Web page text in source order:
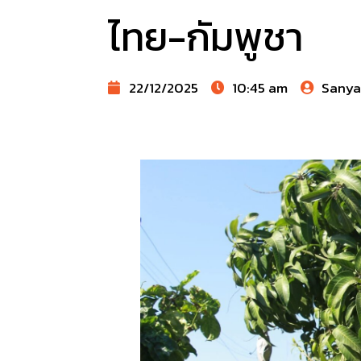
ไทย-กัมพูชา
22/12/2025 10:45 am Sanya